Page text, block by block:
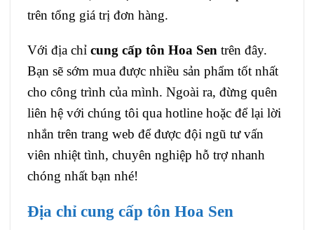
trên tổng giá trị đơn hàng.
Với địa chỉ cung cấp tôn Hoa Sen trên đây.
Bạn sẽ sớm mua được nhiều sản phẩm tốt nhất
cho công trình của mình. Ngoài ra, đừng quên
liên hệ với chúng tôi qua hotline hoặc để lại lời
nhắn trên trang web để được đội ngũ tư vấn
viên nhiệt tình, chuyên nghiệp hỗ trợ nhanh
chóng nhất bạn nhé!
Địa chỉ cung cấp tôn Hoa Sen